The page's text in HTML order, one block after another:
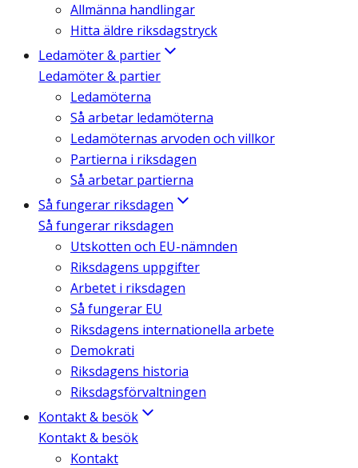
Allmänna handlingar
Hitta äldre riksdagstryck
Ledamöter & partier
Ledamöter & partier
Ledamöterna
Så arbetar ledamöterna
Ledamöternas arvoden och villkor
Partierna i riksdagen
Så arbetar partierna
Så fungerar riksdagen
Så fungerar riksdagen
Utskotten och EU-nämnden
Riksdagens uppgifter
Arbetet i riksdagen
Så fungerar EU
Riksdagens internationella arbete
Demokrati
Riksdagens historia
Riksdagsförvaltningen
Kontakt & besök
Kontakt & besök
Kontakt